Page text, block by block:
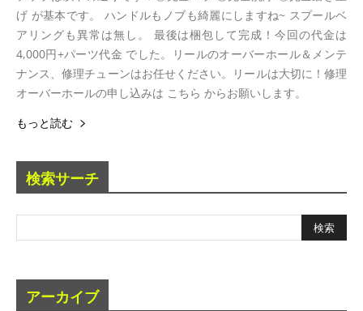
げ が基本です。 ハンドルもノブも綺麗にしますね~ スプールベ
アリングも異常は無し。 最後は梱包して完成！今回の代金は
4,000円+パーツ代金 でした。リールのオーバーホール＆メンテ
ナンス、修理チューンはお任せください。リールは大切に！修理
オーバーホールの申し込みは こちら からお願いします。
もっと読む
検索サーチ
アーカイブ